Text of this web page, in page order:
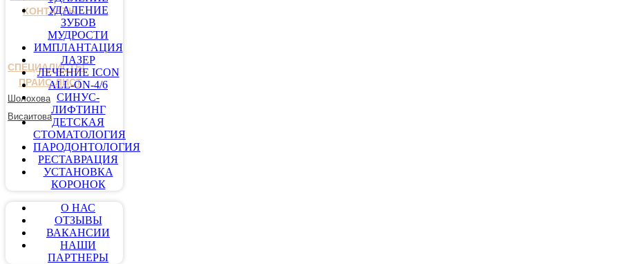
КОНТАКТЫ
СПЕЦИАЛИСТЫ
ПРАЙС-ЛИСТ
Шолохова
Висаитова
УДАЛЕНИЕ
ЗУБОВ
МУДРОСТИ
ИМПЛАНТАЦИЯ
ЛАЗЕР
ЛЕЧЕНИЕ ICON
ALL-ON-4/6
СИНУС-
ЛИФТИНГ
ДЕТСКАЯ
СТОМАТОЛОГИЯ
ПАРОДОНТОЛОГИЯ
РЕСТАВРАЦИЯ
УСТАНОВКА
КОРОНОК
О НАС
ОТЗЫВЫ
ВАКАНСИИ
НАШИ
ПАРТНЕРЫ